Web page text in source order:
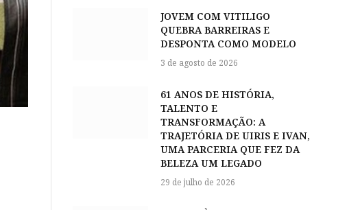
JOVEM COM VITILIGO
QUEBRA BARREIRAS E
DESPONTA COMO MODELO
3 de agosto de 2026
61 ANOS DE HISTÓRIA,
TALENTO E
TRANSFORMAÇÃO: A
TRAJETÓRIA DE UIRIS E IVAN,
UMA PARCERIA QUE FEZ DA
BELEZA UM LEGADO
29 de julho de 2026